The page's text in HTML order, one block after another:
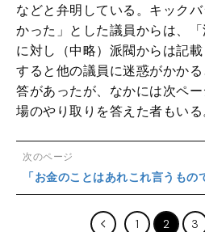
などと弁明している。キック
かった」とした議員からは、
に対し（中略）派閥からは記
すると他の議員に迷惑がかか
答があったが、なかには次ペ
場のやり取りを答えた者もいる
次のページ
「お金のことはあれこれ言うも
1 2 3